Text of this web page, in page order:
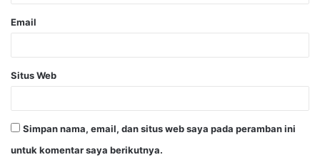
Email
Situs Web
Simpan nama, email, dan situs web saya pada peramban ini
untuk komentar saya berikutnya.